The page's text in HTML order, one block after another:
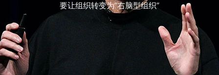
要让组织转变为“右脑型组织”